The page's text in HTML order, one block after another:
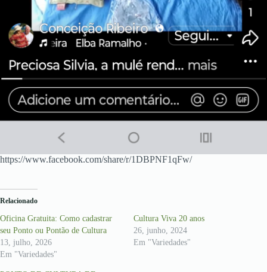
https://www.facebook.com/share/r/1DBPNF1qFw/
Relacionado
Oficina Gratuita: Como cadastrar
seu Ponto ou Pontão de Cultura
13, julho, 2026
Em "Variedades"
Cultura Viva 20 anos
26, junho, 2024
Em "Variedades"